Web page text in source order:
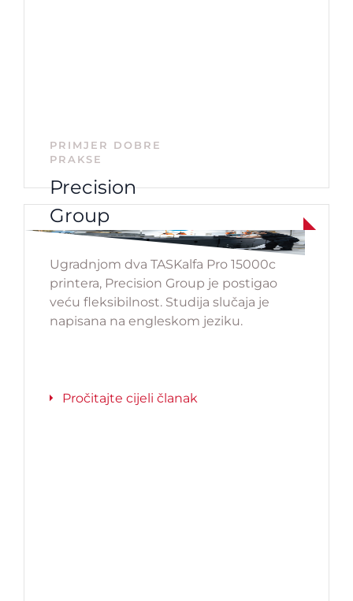
PRIMJER DOBRE
PRAKSE
Precision
Group
Ugradnjom dva TASKalfa Pro 15000c
printera, Precision Group je postigao
veću fleksibilnost. Studija slučaja je
napisana na engleskom jeziku.
Pročitajte cijeli članak